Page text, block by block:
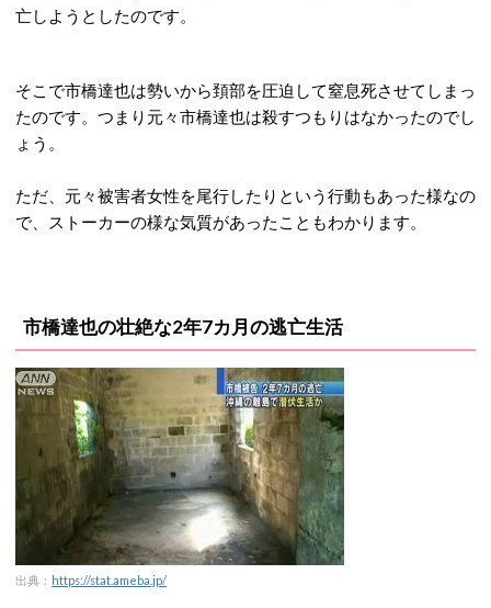
亡しようとしたのです。
そこで市橋達也は勢いから頚部を圧迫して窒息死させてしまっ
たのです。つまり元々市橋達也は殺すつもりはなかったのでし
ょう。
ただ、元々被害者女性を尾行したりという行動もあった様なの
で、ストーカーの様な気質があったこともわかります。
市橋達也の壮絶な2年7カ月の逃亡生活
出典： https://stat.ameba.jp/